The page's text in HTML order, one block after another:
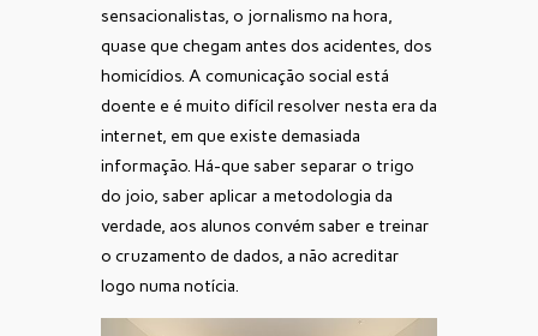
sensacionalistas, o jornalismo na hora,
quase que chegam antes dos acidentes, dos
homicídios. A comunicação social está
doente e é muito difícil resolver nesta era da
internet, em que existe demasiada
informação. Há-que saber separar o trigo
do joio, saber aplicar a metodologia da
verdade, aos alunos convém saber e treinar
o cruzamento de dados, a não acreditar
logo numa notícia.